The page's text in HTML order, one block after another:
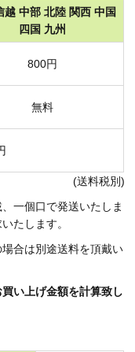
越 中部 北陸 関西 中国
四国 九州
800円
無料
(送料税別)
一個口で発送いたしま
たします。
合は別途送料を頂戴い
い上げ金額を計算致し